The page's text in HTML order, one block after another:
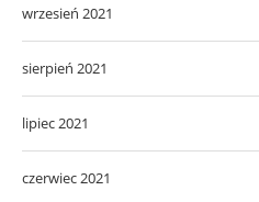
wrzesień 2021
sierpień 2021
lipiec 2021
czerwiec 2021